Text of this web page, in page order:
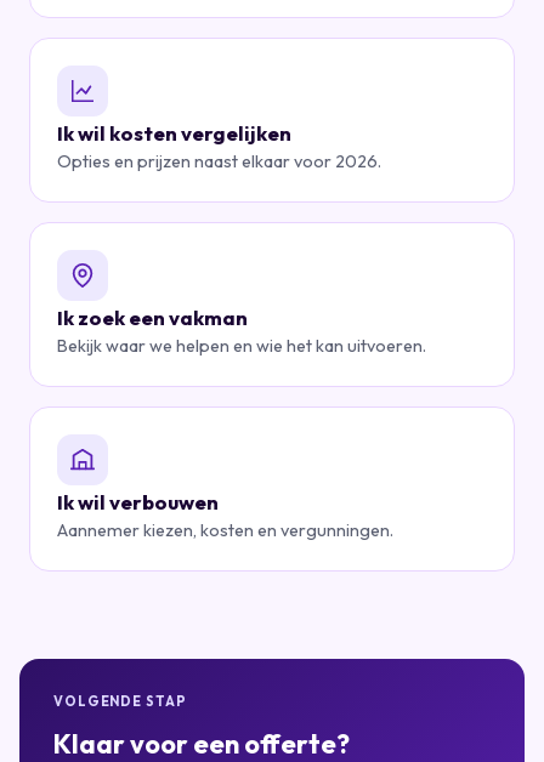
Ik wil kosten vergelijken
Opties en prijzen naast elkaar voor 2026.
Ik zoek een vakman
Bekijk waar we helpen en wie het kan uitvoeren.
Ik wil verbouwen
Aannemer kiezen, kosten en vergunningen.
VOLGENDE STAP
Klaar voor een offerte?